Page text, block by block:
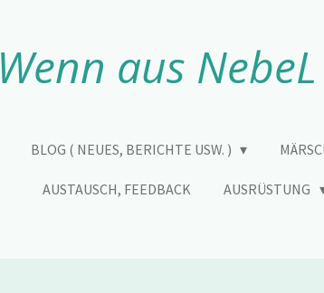
Wenn aus
BLOG ( NEUES, BERICHTE USW. )
AUSTAUSCH, FEEDBACK AUSRÜSTUNG